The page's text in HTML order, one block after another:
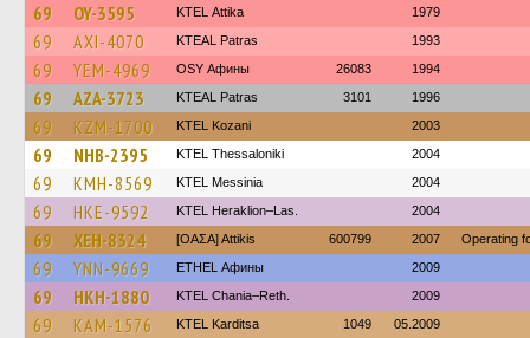
69 OY-3595 KΤΕL Αttika 1979
69 AXI-4070 KTEAL Patras 1993
69 YEM-4969 OSY Афины 26083 1994
69 AZA-3723 KTEAL Patras 3101 1996
69 KZM-1700 ΚΤΕL Kozani 2003
69 NHB-2395 KTEL Thessaloniki 2004
69 KMH-8569 KTEL Messinia 2004
69 HKE-9592 KTEL Heraklion–Las. 2004
69 XEH-8324 [ΟΑΣΑ] Αttikis 600799 2007 Operating
69 YNN-9669 ETHEL Афины 2009
69 HKH-1880 KTEL Chania–Reth. 2009
69 KAM-1576 ΚΤΕL Karditsa 1049 05.2009